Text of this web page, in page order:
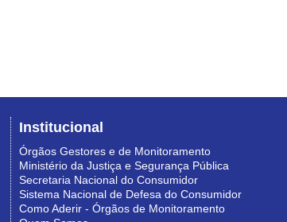
Institucional
Órgãos Gestores e de Monitoramento
Ministério da Justiça e Segurança Pública
Secretaria Nacional do Consumidor
Sistema Nacional de Defesa do Consumidor
Como Aderir - Órgãos de Monitoramento